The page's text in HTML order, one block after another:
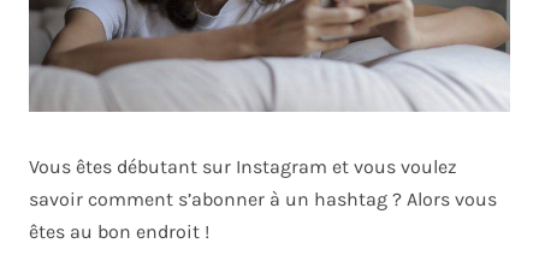
Vous êtes débutant sur Instagram et vous voulez
savoir comment s’abonner à un hashtag ? Alors vous
êtes au bon endroit !